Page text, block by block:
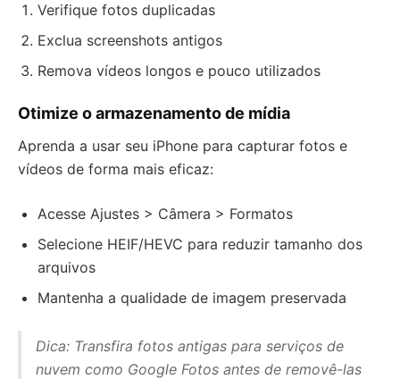
Verifique fotos duplicadas
Exclua screenshots antigos
Remova vídeos longos e pouco utilizados
Otimize o armazenamento de mídia
Aprenda a usar seu iPhone para capturar fotos e
vídeos de forma mais eficaz:
Acesse Ajustes > Câmera > Formatos
Selecione HEIF/HEVC para reduzir tamanho dos
arquivos
Mantenha a qualidade de imagem preservada
Dica: Transfira fotos antigas para serviços de
nuvem como Google Fotos antes de removê-las